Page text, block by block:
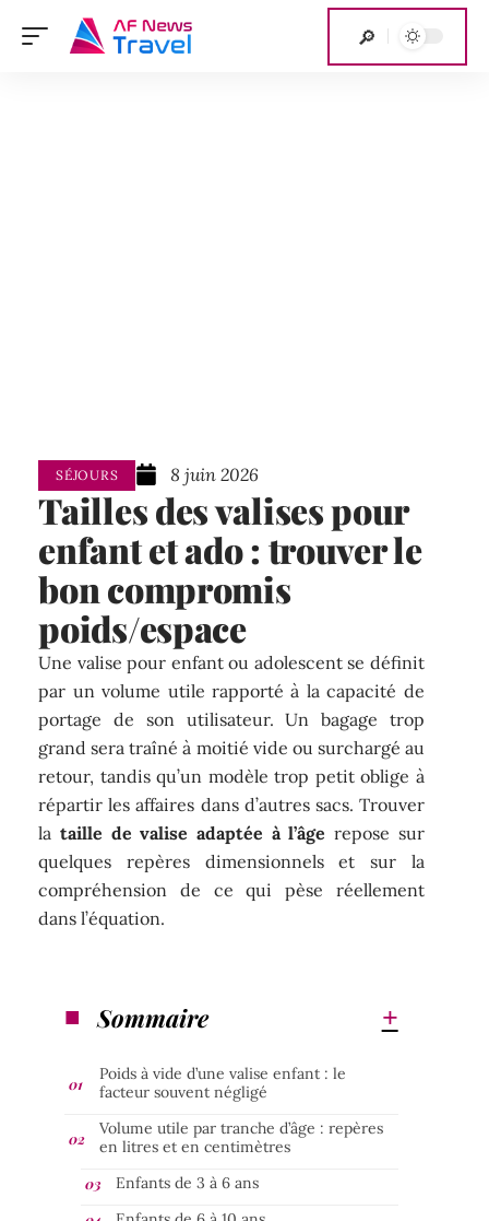
SÉJOURS 8 juin 2026
Tailles des valises pour
enfant et ado : trouver le
bon compromis
poids/espace
Une valise pour enfant ou adolescent se définit
par un volume utile rapporté à la capacité de
portage de son utilisateur. Un bagage trop
grand sera traîné à moitié vide ou surchargé au
retour, tandis qu’un modèle trop petit oblige à
répartir les affaires dans d’autres sacs. Trouver
lataille de valise adaptée à l’âge repose sur
quelques repères dimensionnels et sur la
compréhension de ce qui pèse réellement
dans l’équation.
Sommaire
Poids à vide d’une valise enfant : le
facteur souvent négligé
Volume utile par tranche d’âge : repères
en litres et en centimètres
Enfants de 3 à 6 ans